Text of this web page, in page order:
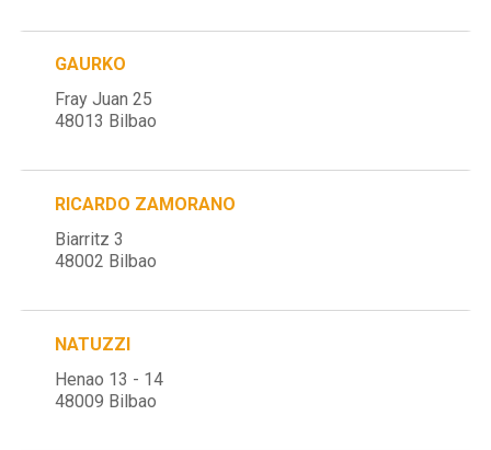
GAURKO
Fray Juan 25
48013 Bilbao
RICARDO ZAMORANO
Biarritz 3
48002 Bilbao
NATUZZI
Henao 13 - 14
48009 Bilbao